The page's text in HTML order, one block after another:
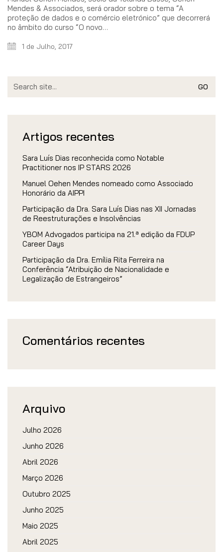
Mendes & Associados, será orador sobre o tema “A
proteção de dados e o comércio eletrónico” que decorrerá
no âmbito do curso “O novo…
1 de Julho, 2017
for:
Artigos recentes
Sara Luís Dias reconhecida como Notable
Practitioner nos IP STARS 2026
Manuel Oehen Mendes nomeado como Associado
Honorário da AIPPI
Participação da Dra. Sara Luís Dias nas XII Jornadas
de Reestruturações e Insolvências
YBOM Advogados participa na 21.ª edição da FDUP
Career Days
Participação da Dra. Emília Rita Ferreira na
Conferência “Atribuição de Nacionalidade e
Legalização de Estrangeiros”
Comentários recentes
Arquivo
Julho 2026
Junho 2026
Abril 2026
Março 2026
Outubro 2025
Junho 2025
Maio 2025
Abril 2025